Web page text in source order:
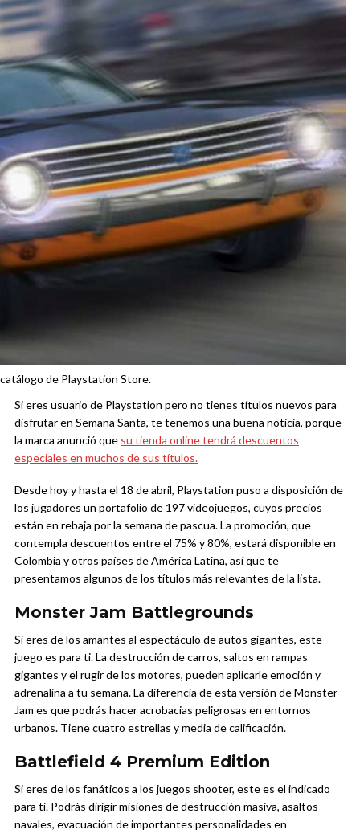
de Playstation Store.
Si eres usuario de Playstation pero no tienes títulos nuevos para
disfrutar en Semana Santa, te tenemos una buena noticia, porque
la marca anunció que su tienda online tendrá descuentos
especiales en muchos de sus títulos.
Desde hoy y hasta el 18 de abril, Playstation puso a disposición de
los jugadores un portafolio de 197 videojuegos, cuyos precios
están en rebaja por la semana de pascua. La promoción, que
contempla descuentos entre el 75% y 80%, estará disponible en
Colombia y otros países de América Latina, así que te
presentamos algunos de los títulos más relevantes de la lista.
Monster Jam Battlegrounds
Si eres de los amantes al espectáculo de autos gigantes, este
juego es para ti. La destrucción de carros, saltos en rampas
gigantes y el rugir de los motores, pueden aplicarle emoción y
adrenalina a tu semana. La diferencia de esta versión de Monster
Jam es que podrás hacer acrobacias peligrosas en entornos
urbanos. Tiene cuatro estrellas y media de calificación.
Battlefield 4 Premium Edition
Si eres de los fanáticos a los juegos shooter, este es el indicado
para ti. Podrás dirigir misiones de destrucción masiva, asaltos
navales, evacuación de importantes personalidades en